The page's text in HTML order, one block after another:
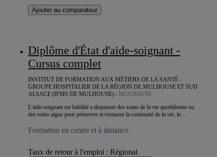
Ajouter au comparateur
Diplôme d'État d'aide-soignant -
Cursus complet
INSTITUT DE FORMATION AUX MÉTIERS DE LA SANTÉ -
GROUPE HOSPITALIER DE LA RÉGION DE MULHOUSE ET SUD
ALSACE (IFMS DE MULHOUSE) - MULHOUSE
L'aide-soignant est habilité a dispenser des soins de la vie quotidienne ou
des soins aigus pour préserver et restaurer la continuité de la vie, le...
Formation en centre et à distance
Taux de retour à l'emploi : Régional